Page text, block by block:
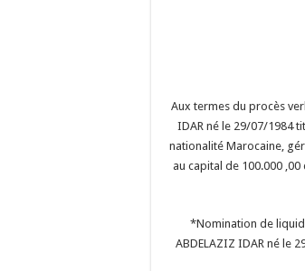
Aux termes du procès
IDAR né le 29/07/1984
nationalité Marocaine,
au capital de 100.000
*Nomination de
ABDELAZIZ IDAR né le